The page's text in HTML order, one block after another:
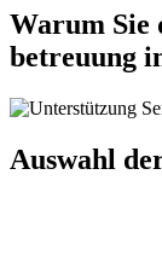
Warum Sie
betreuung
Auswahl